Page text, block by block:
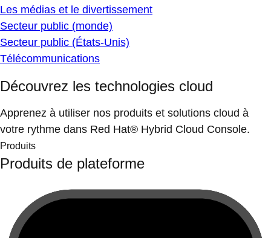
Les médias et le divertissement
Secteur public (monde)
Secteur public (États-Unis)
Télécommunications
Découvrez les technologies cloud
Apprenez à utiliser nos produits et solutions cloud à
votre rythme dans Red Hat® Hybrid Cloud Console.
Produits
Produits de plateforme